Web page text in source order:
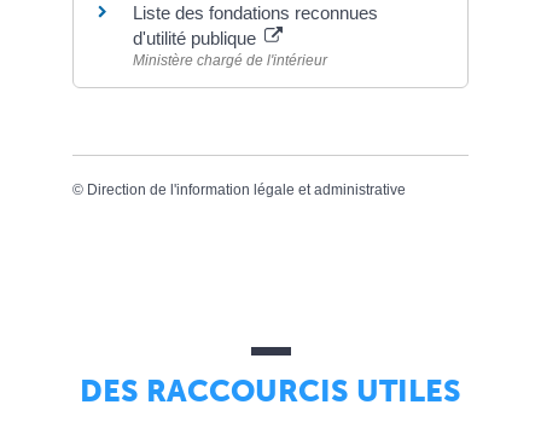
Liste des fondations reconnues
d'utilité publique
Ministère chargé de l'intérieur
© Direction de l'information légale et administrative
DES RACCOURCIS UTILES